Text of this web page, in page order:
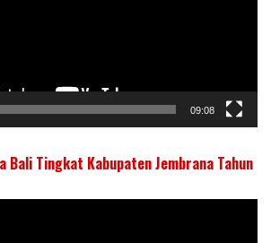
09:08
Bali Tingkat Kabupaten Jembrana Tahun